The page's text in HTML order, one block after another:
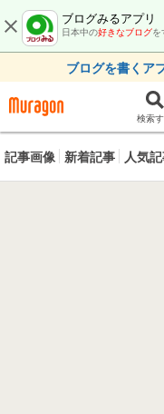
ブログみるアプリ
日本中の好きなブログを
ブログを書くア
検索
記事画像 新着記事 人気